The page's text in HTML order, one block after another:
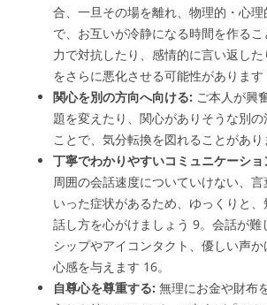
合、一旦その場を離れ、物理的・心理
で、お互いが冷静になる時間を作る
力で対抗したり、感情的に言い返し
をさらに悪化させる可能性があります
関心を別の方向へ向ける: ご本人が興
題を変えたり、関心がありそうな別
ことで、気分転換を図れることがあり
丁寧でわかりやすいコミュニケーショ
周囲の会話速度についていけない、
いった症状があるため、ゆっくりと
話し方を心がけましょう 9。会話が難
シップやアイコンタクト、優しい声
心感を与えます 16。
自尊心を尊重する: 無理にお金や財布